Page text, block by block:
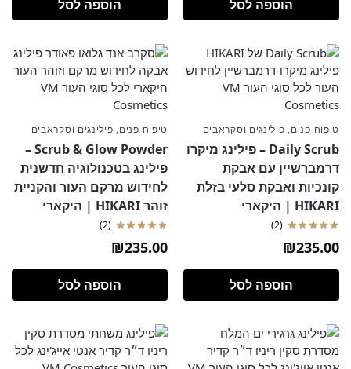
הוספה לסל הוספה לסל
טיפוח פנים, פילינגים וסקראבים
Daily Scrub – פילינג מיקרו
דרמברשיין עם אבקת
קונכיות ואבקת סלעי בזלת
HIKARI | היקארי
(2)
₪235.00
הוספה לסל
טיפוח פנים, פילינגים וסקראבים
Scrub & Glow Powder –
פילינג בטכנולוגיה חדשנית
לחידוש מרקם העור והקניית
זוהר HIKARI | היקארי
(2)
₪235.00
הוספה לסל